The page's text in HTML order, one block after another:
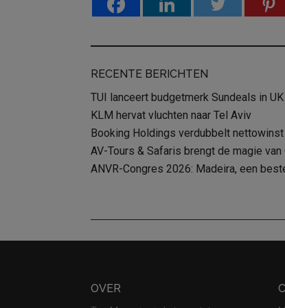
RECENTE BERICHTEN
TUI lanceert budgetmerk Sundeals in UK
KLM hervat vluchten naar Tel Aviv
Booking Holdings verdubbelt
AV-Tours & Safaris brengt de magie
ANVR-Congres 2026: Madeira, een
OVER